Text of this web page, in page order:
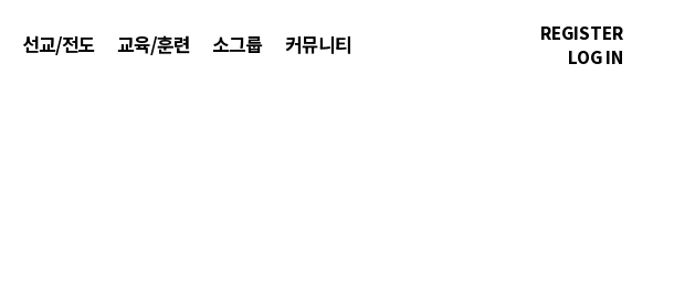
선교/전도 교육/훈련 소그룹 커뮤니티
REGISTER
LOG IN